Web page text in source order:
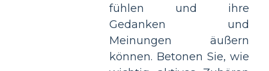
fühlen und ihre
Gedanken und
Meinungen äußern
können. Betonen Sie, wie